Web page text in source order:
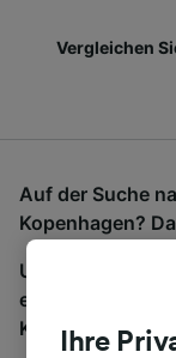
Vergleichen
Auf der Suche
Kopenhagen?
Um Bustickets
eine Suche und
Kosten für
Ihre